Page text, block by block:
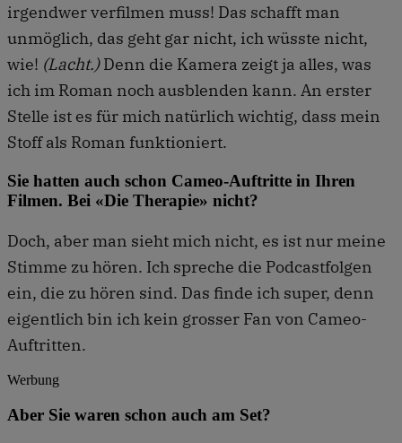
irgendwer verfilmen muss! Das schafft man
unmöglich, das geht gar nicht, ich wüsste nicht,
wie! (Lacht.)Denn die Kamera zeigt ja alles, was
ich im Roman noch ausblenden kann. An erster
Stelle ist es für mich natürlich wichtig, dass mein
Stoff als Roman funktioniert.
Sie hatten auch schon Cameo-Auftritte in Ihren
Filmen. Bei «Die Therapie» nicht?
Doch, aber man sieht mich nicht, es ist nur meine
Stimme zu hören. Ich spreche die Podcastfolgen
ein, die zu hören sind. Das finde ich super, denn
eigentlich bin ich kein grosser Fan von Cameo-
Auftritten.
Werbung
Aber Sie waren schon auch am Set?